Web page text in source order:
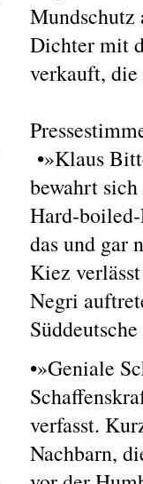
Mundschutz
Dichter mit
verkauft,
•»Klaus
bewahrt
Hard-boiled-
das und gar
Kiez
Negri
•»Geniale
verfasst.
Nachbarn,